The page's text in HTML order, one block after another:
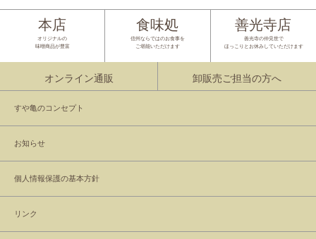
本店
オリジナルの
味噌商品が豊富
食味処
信州ならではのお食事を
ご堪能いただけます
善光寺店
善光寺の仲見世で
ほっこりとお休みしていただけます
オンライン通販 卸販売ご担当の方へ
すや亀のコンセプト
お知らせ
個人情報保護の基本方針
リンク